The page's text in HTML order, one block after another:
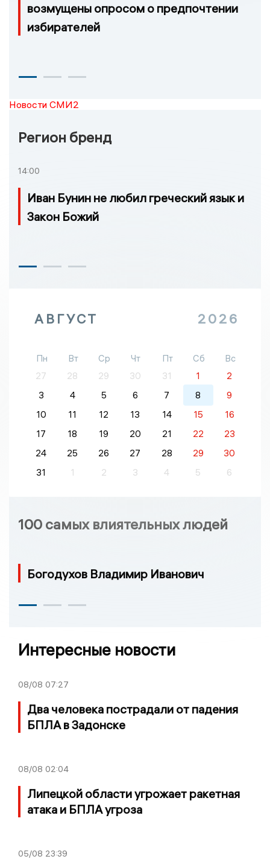
возмущены опросом о предпочтении
избирателей
Новости СМИ2
Регион бренд
14:00
Иван Бунин не любил греческий язык и
Закон Божий
АВГУСТ 2026
Пн Вт Ср Чт Пт Сб
Вс
27
28 29 30 31 1
2
3
4 5 6 7 8
9
10
11 12 13 14 15
16
17
18 19 20 21 22
23
24
25 26 27 28 29
30
31
1 2 3 4 5 6
100 самых влиятельных людей
Богодухов Владимир Иванович
Интересные новости
08/08 07:27
Два человека пострадали от падения
БПЛА в Задонске
08/08 02:04
Липецкой области угрожает ракетная
атака и БПЛА угроза
05/08 23:39